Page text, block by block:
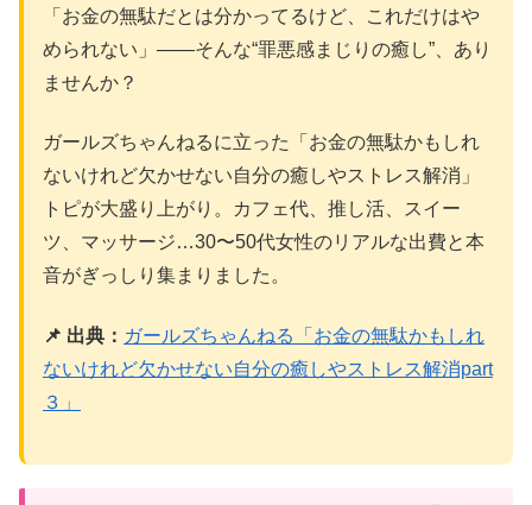
「お金の無駄だとは分かってるけど、これだけはや
められない」——そんな“罪悪感まじりの癒し”、あり
ませんか？
ガールズちゃんねるに立った「お金の無駄かもしれ
ないけれど欠かせない自分の癒しやストレス解消」
トピが大盛り上がり。カフェ代、推し活、スイー
ツ、マッサージ…30〜50代女性のリアルな出費と本
音がぎっしり集まりました。
📌 出典： ガールズちゃんねる「お金の無駄かもしれ
ないけれど欠かせない自分の癒しやストレス解消part
３」